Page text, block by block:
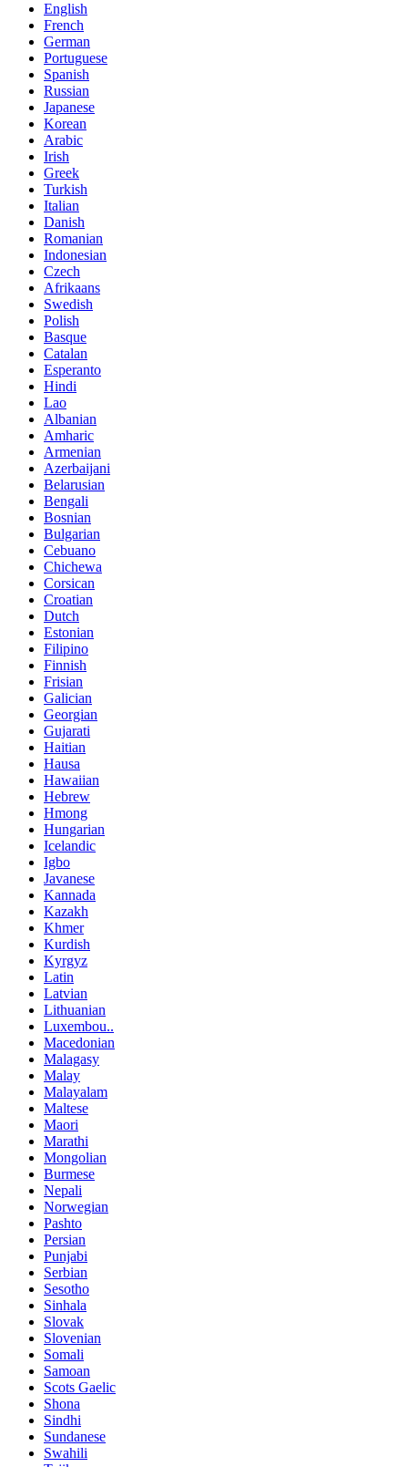
English
French
German
Portuguese
Spanish
Russian
Japanese
Korean
Arabic
Irish
Greek
Turkish
Italian
Danish
Romanian
Indonesian
Czech
Afrikaans
Swedish
Polish
Basque
Catalan
Esperanto
Hindi
Lao
Albanian
Amharic
Armenian
Azerbaijani
Belarusian
Bengali
Bosnian
Bulgarian
Cebuano
Chichewa
Corsican
Croatian
Dutch
Estonian
Filipino
Finnish
Frisian
Galician
Georgian
Gujarati
Haitian
Hausa
Hawaiian
Hebrew
Hmong
Hungarian
Icelandic
Igbo
Javanese
Kannada
Kazakh
Khmer
Kurdish
Kyrgyz
Latin
Latvian
Lithuanian
Luxembou..
Macedonian
Malagasy
Malay
Malayalam
Maltese
Maori
Marathi
Mongolian
Burmese
Nepali
Norwegian
Pashto
Persian
Punjabi
Serbian
Sesotho
Sinhala
Slovak
Slovenian
Somali
Samoan
Scots Gaelic
Shona
Sindhi
Sundanese
Swahili